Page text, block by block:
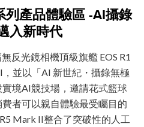
列產品體驗區 -AI攝錄
入新時代
反光鏡相機頂級旗艦 EOS R1
，並以「AI 新世紀・攝錄無極
境AI競技場，邀請花式籃球
者可以親自體驗最受矚目的
Mark II整合了突破性的人工